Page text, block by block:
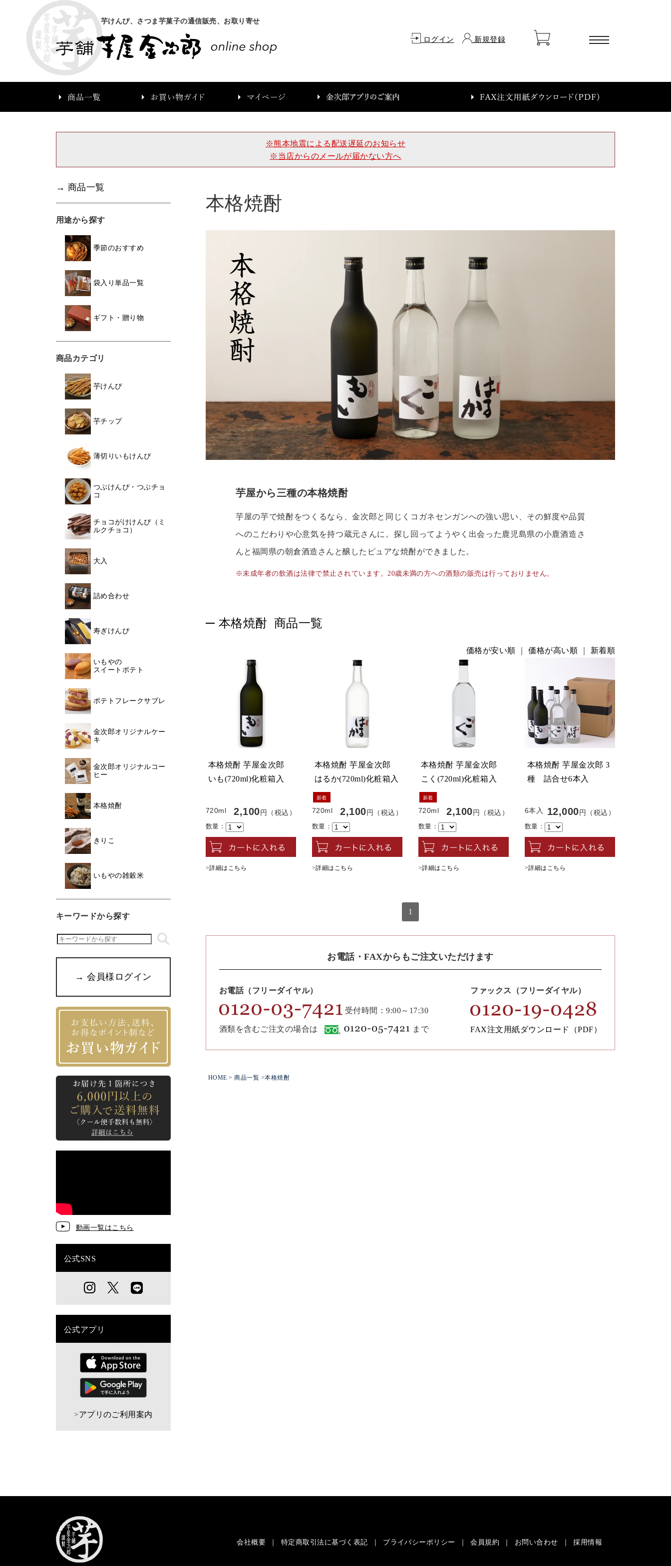
芋けんぴ、さつま芋菓子の通信販売、お取り寄せ
ログイン
新規登録
※熊本地震による配送遅延のお知らせ
※当店からのメールが届かない方へ
→ 商品一覧
用途から探す
季節のおすすめ
袋入り単品一覧
ギフト・贈り物
商品カテゴリ
芋けんぴ
芋チップ
薄切りいもけんぴ
つぶけんぴ・つぶチョ
コ
チョコがけけんぴ（ミ
ルクチョコ）
大入
詰め合わせ
寿ぎけんぴ
いもやの
スイートポテト
ポテトフレークサブレ
金次郎オリジナルケー
キ
金次郎オリジナルコー
ヒー
本格焼酎
きりこ
いもやの雑穀米
キーワードから探す
→ 会員様ログイン
動画一覧はこちら
公式SNS
公式アプリ
>アプリのご利用案内
本格焼酎
芋屋から三種の本格焼酎
芋屋の芋で焼酎をつくるなら、金次郎と同じくコガネセンガンへの強い思い、その鮮度や品質
へのこだわりや心意気を持つ蔵元さんに。探し回ってようやく出会った鹿児島県の小鹿酒造さ
んと福岡県の朝倉酒造さんと醸したピュアな焼酎ができました。
※未成年者の飲酒は法律で禁止されています。20歳未満の方への酒類の販売は行っておりません。
本格焼酎 商品一覧
価格が安い順 ｜価格が高い順 新着順
本格焼酎 芋屋金次郎
いも(720ml)化粧箱入
2,100円（税込）
720ml
数量：
>詳細はこちら
本格焼酎 芋屋金次郎
はるか(720ml)化粧箱入
新着
2,100円（税込）
720ml
数量：
>詳細はこちら
本格焼酎 芋屋金次郎
こく(720ml)化粧箱入
新着
2,100円（税込）
720ml
数量：
>詳細はこちら
本格焼酎 芋屋金次郎 3
種 詰合せ6本入
12,000円（税込）
6本入
数量：
>詳細はこちら
1
お電話・FAXからもご注文いただけます
お電話（フリーダイヤル）
受付時間：9:00～17:30
酒類を含むご注文の場合は まで
ファックス（フリーダイヤル）
FAX注文用紙ダウンロード（PDF）
HOME >商品一覧 >本格焼酎
会社概要 特定商取引法に基づく表記 プライバシーポリシー 会員規約 お問い合わせ 採用情報